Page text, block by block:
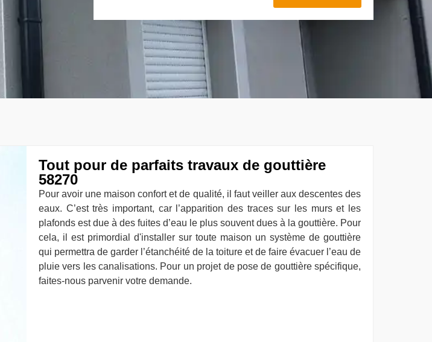
Tout pour de parfaits travaux de gouttière
58270
Pour avoir une maison confort et de qualité, il faut veiller aux descentes des
eaux. C’est très important, car l’apparition des traces sur les murs et les
plafonds est due à des fuites d’eau le plus souvent dues à la gouttière. Pour
cela, il est primordial d'installer sur toute maison un système de gouttière
qui permettra de garder l’étanchéité de la toiture et de faire évacuer l’eau de
pluie vers les canalisations. Pour un projet de pose de gouttière spécifique,
faites-nous parvenir votre demande.